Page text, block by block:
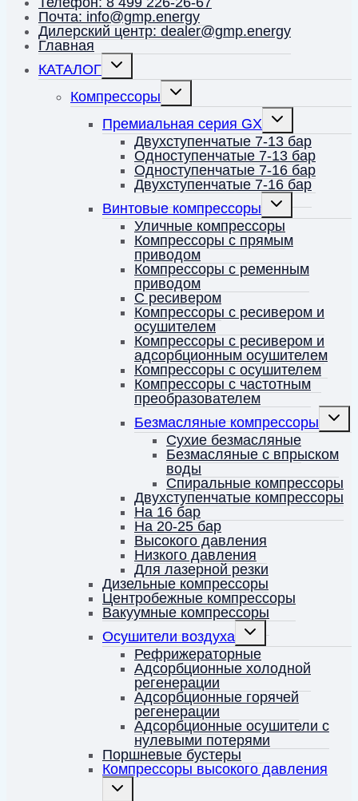
Почта: info@gmp.energy
Дилерский центр: dealer@gmp.energy
Главная
КАТАЛОГ
Переключить
Компрессоры
Переключить
Премиальная серия GX
Переключить
меню
Двухступенчатые 7-13 бар
Одноступенчатые 7-13 бар
Одноступенчатые 7-16 бар
Двухступенчатые 7-16 бар
Винтовые компрессоры
Переключить
дочернее
меню
Уличные компрессоры
Компрессоры с прямым
приводом
Компрессоры с ременным
приводом
С ресивером
Компрессоры с ресивером и
осушителем
Компрессоры с ресивером и
адсорбционным осушителем
Компрессоры с осушителем
Компрессоры с частотным
преобразователем
Безмасляные компрессоры
Сухие безмасляные
Безмасляные с впрыском
воды
Спиральные компрессоры
Двухступенчатые компрессоры
На 16 бар
На 20-25 бар
Высокого давления
Низкого давления
Для лазерной резки
Дизельные компрессоры
Центробежные компрессоры
Вакуумные компрессоры
Осушители воздуха
Переключить
дочернее
меню
Рефрижераторные
Адсорбционные холодной
регенерации
Адсорбционные горячей
регенерации
Адсорбционные осушители с
нулевыми потерями
Поршневые бустеры
Компрессоры высокого давления
Переключить